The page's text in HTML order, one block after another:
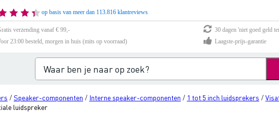
op basis van meer dan 113.816 klantreviews
verzending vanaf € 99,-
30 dagen 'niet goed geld
23:00 besteld, morgen in huis (mits op voorraad)
Laagste-prijs-garantie
/Speaker-componenten / Interne speaker-componenten / 1 tot 5 inch luidsprekers /
luidspreker